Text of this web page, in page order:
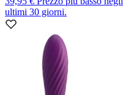
ultimi 30 giorni.